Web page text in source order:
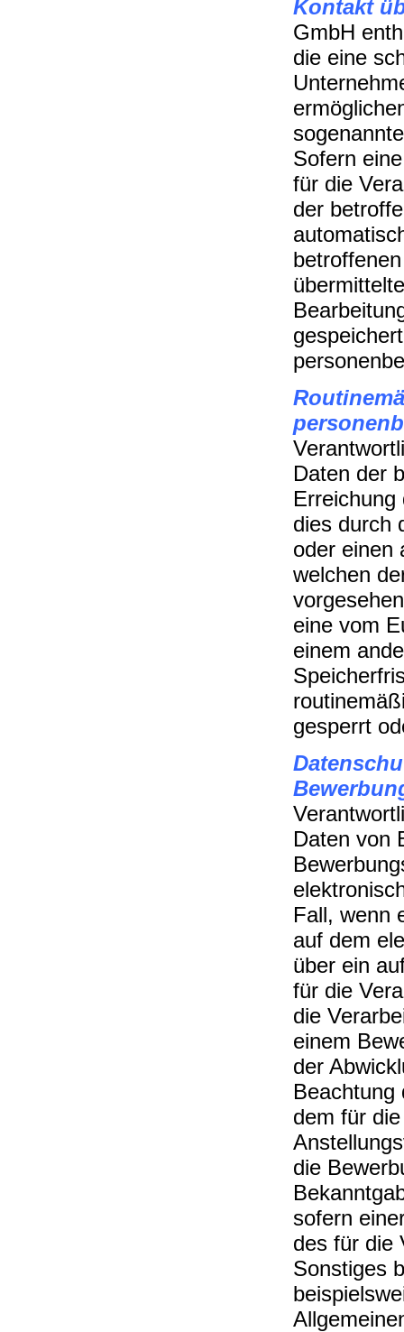
Kontakt
GmbH
die eine
Sofern
für die
der
Daten der
dies durch
oder einen
welchen
eine vom
einem
gesperrt
Daten von
Fall, wenn
auf dem
über ein
für die
die
einem
der
Beachtung
dem für
die
sofern
des für die
Sonstiges